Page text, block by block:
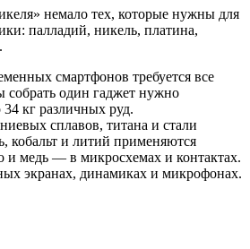
немало тех, которые нужны для
палладий, никель, платина,
смартфонов требуется все
собрать один гаджет нужно
кг различных руд.
сплавов, титана и стали
кобальт и литий применяются
и медь — в микросхемах и контактах.
экранах, динамиках и микрофонах.